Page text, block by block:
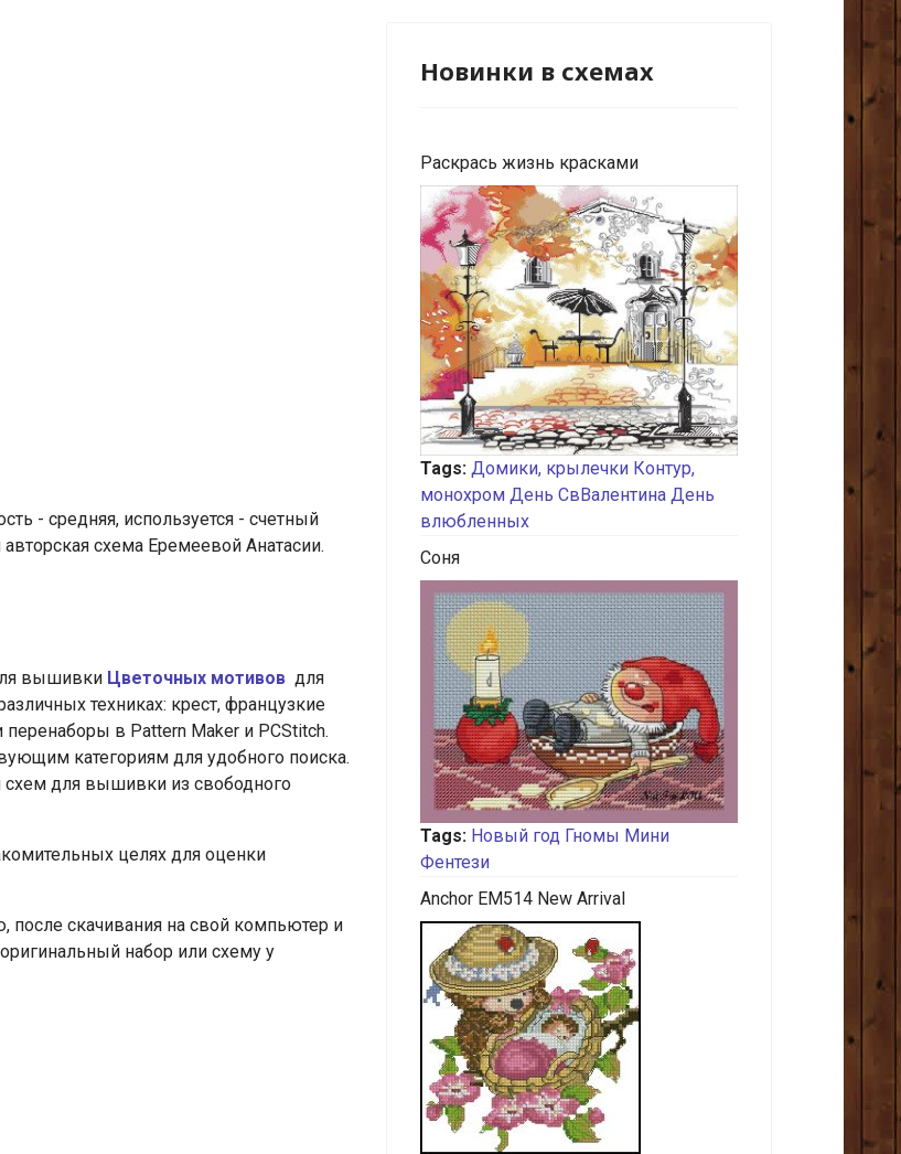
- средняя, используется - счетный
авторская схема Еремеевой Анатасии.
вышивки Цветочных мотивов для
техниках: крест, французкие
в Pattern Maker и PCStitch.
категориям для удобного поиска.
схем для вышивки из свободного
целях для оценки
скачивания на свой компьютер и
набор или схему у
Новинки в схемах
Раскрась жизнь красками
Tags: Домики, крылечки Контур,
монохром День СвВалентина День
влюбленных
Соня
Tags: Новый год Гномы Мини
Фентези
Anchor EM514 New Arrival